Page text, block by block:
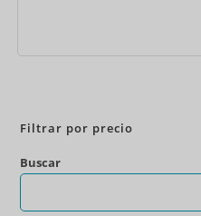
Filtrar por precio
Buscar